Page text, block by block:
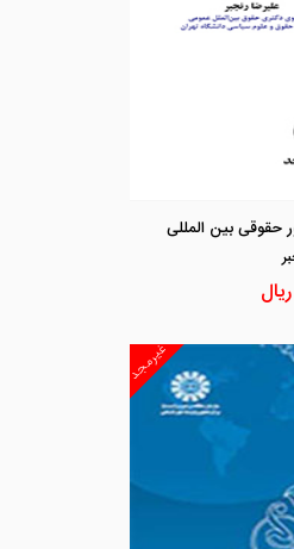
حقوقی بین المللی
ریال
غیرمجد